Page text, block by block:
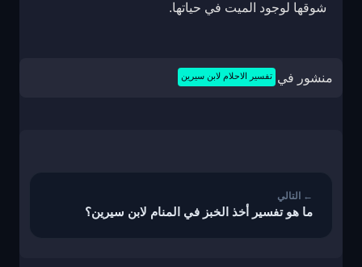
شوقها لوجود الميت في حياتها.
منشور في تفسير الاحلام لابن سيرين
ما هو تفسير أخذ الخبز في المنام لابن سيرين؟